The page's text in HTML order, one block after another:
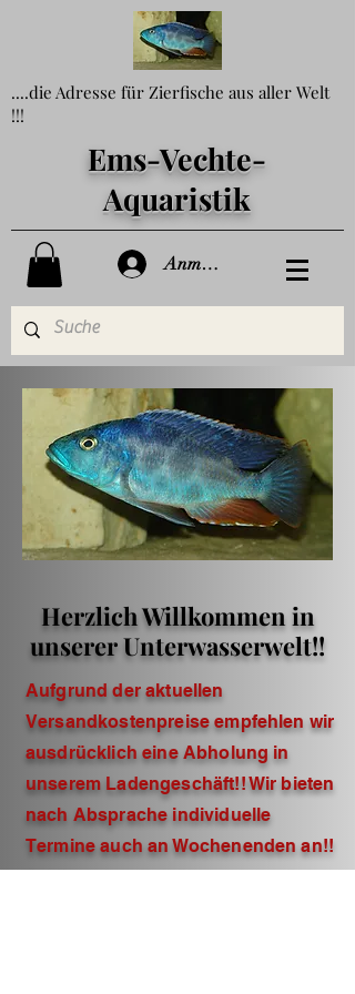
....die Adresse für Zierfische aus aller Welt
!!!
Ems-Vechte-
Aquaristik
Anmelden
Herzlich Willkommen in
unserer Unterwasserwelt!!
Aufgrund der aktuellen
Versandkostenpreise empfehlen wir
ausdrücklich eine Abholung in
unserem Ladengeschäft!! Wir bieten
nach Absprache individuelle
Termine auch an Wochenenden an!!
Bei längeren Anfahrten verpacken